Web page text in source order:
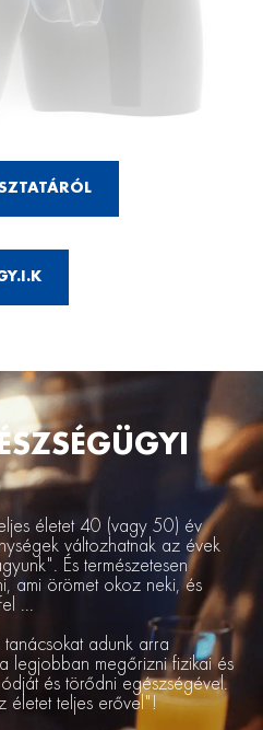
életet 40 (vagy 50) év
változhatnak az évek
És természetesen
ami örömet okoz neki, és
...
adunk arra
legjobban megőrizni fizikai és
és törődni egészségével.
életet teljes erővel"!